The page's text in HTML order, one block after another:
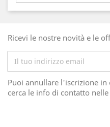
Ricevi le nostre novità e le
Puoi annullare l'iscrizione
cerca le info di contatto